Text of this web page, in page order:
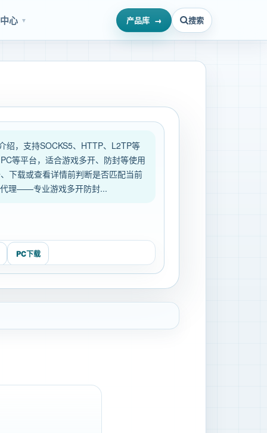
心 ▼ 产品库 搜索
绍，支持SOCKS5、HTTP、L2TP等
等平台，适合游戏多开、防封等使用
下载或查看详情前判断是否匹配当前
理——专业游戏多开防封...
PC下载